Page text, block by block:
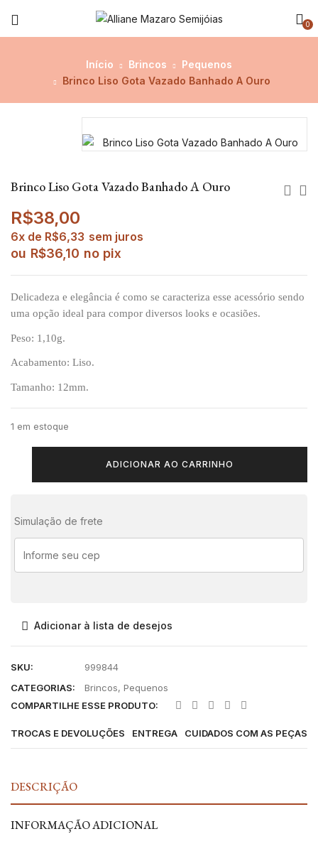
0
Início Brincos
Pequenos
Brinco Liso Gota Vazado Banhado A Ouro
Brinco Liso Gota Vazado Banhado A Ouro
R$38,00
6x de R$6,33 sem juros
ou R$36,10 no pix
Delicadeza e elegância é como se caracteriza esse acessório sendo
uma opção ideal para compor diversos looks e ocasiões.
Peso: 1,10g.
Acabamento: Liso.
Tamanho: 12mm.
1 em estoque
ADICIONAR AO CARRINHO
Simulação de frete
Adicionar à lista de desejos
SKU:
999844
CATEGORIAS:
Brincos, Pequenos
COMPARTILHE ESSE PRODUTO:
TROCAS E DEVOLUÇÕES ENTREGA CUIDADOS COM AS PEÇAS
DESCRIÇÃO
INFORMAÇÃO ADICIONAL